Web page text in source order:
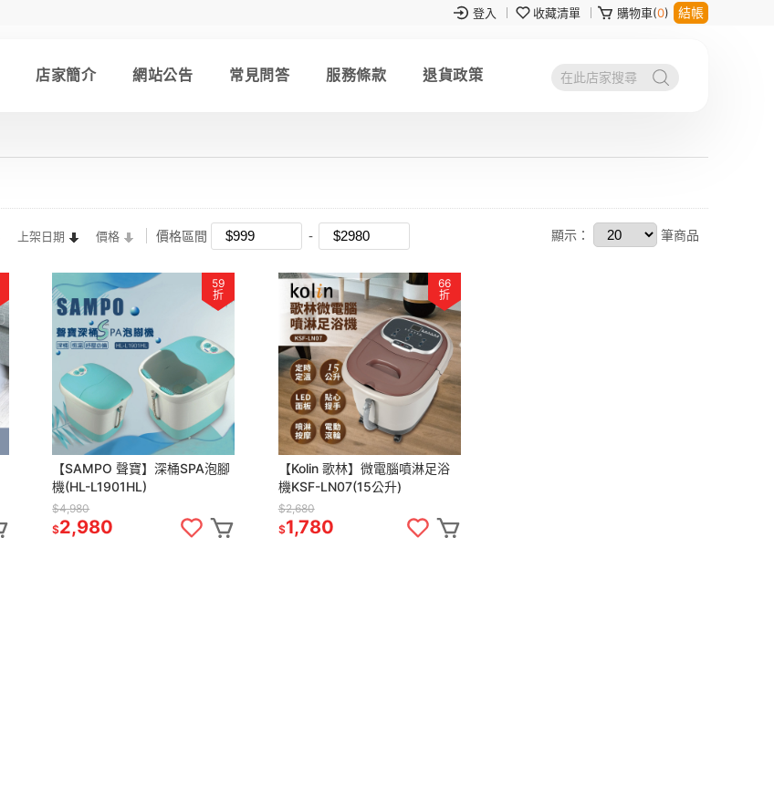
登入 收藏清單 購物車(0) 結帳
店家簡介 網站公告 常見問答 服務條款 退貨政策
上架日期 價格 價格區間 顯示： 筆商品
59
折
【SAMPO 聲寶】深桶SPA泡腳
機(HL-L1901HL)
$4,980
$2,980
66
折
【Kolin 歌林】微電腦噴淋足浴
機KSF-LN07(15公升)
$2,680
$1,780